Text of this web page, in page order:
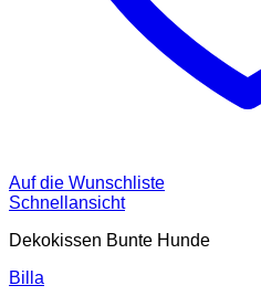
Auf die Wunschliste
Schnellansicht
Dekokissen Bunte Hunde
Billa